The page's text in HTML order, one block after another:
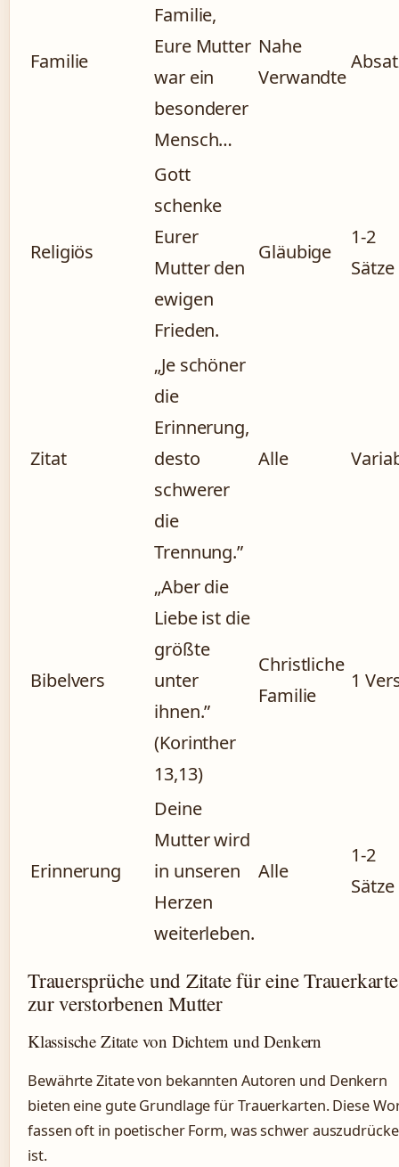
Familie
Familie,
Eure Mutter
war ein
besonderer
Mensch…
Nahe
Verwandte
Religiös
Gott
schenke
Eurer
Mutter den
ewigen
Frieden.
Gläubige
1-2
Sätze
Zitat
„Je schöner
die
Erinnerung,
desto
schwerer
die
Trennung.”
Alle
Bibelvers
„Aber die
Liebe ist die
größte
unter
ihnen.”
(Korinther
13,13)
Christliche
Familie
1
Erinnerung
Deine
Mutter wird
in unseren
Herzen
weiterleben.
Alle
1-2
Sätze
Trauersprüche und Zitate für eine Trauerkarte
zur verstorbenen Mutter
Klassische Zitate von Dichtern und Denkern
Bewährte Zitate von bekannten Autoren und Denkern
bieten eine gute Grundlage für Trauerkarten. Diese
fassen oft in poetischer Form, was schwer
ist.